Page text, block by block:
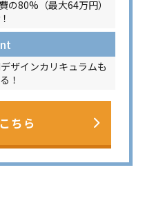
の80%（最大64万円）
ザインカリキュラムも
！
ちら